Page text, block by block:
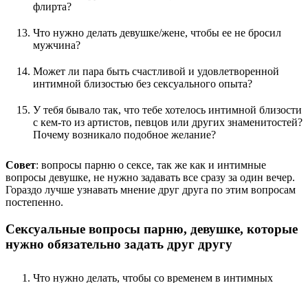
флирта?
Что нужно делать девушке/жене, чтобы ее не бросил
мужчина?
Может ли пара быть счастливой и удовлетворенной
интимной близостью без сексуального опыта?
У тебя бывало так, что тебе хотелось интимной близости
с кем-то из артистов, певцов или других знаменитостей?
Почему возникало подобное желание?
Совет: вопросы парню о сексе, так же как и интимные
вопросы девушке, не нужно задавать все сразу за один вечер.
Гораздо лучше узнавать мнение друг друга по этим вопросам
постепенно.
Сексуальные вопросы парню, девушке, которые
нужно обязательно задать друг другу
Что нужно делать, чтобы со временем в интимных